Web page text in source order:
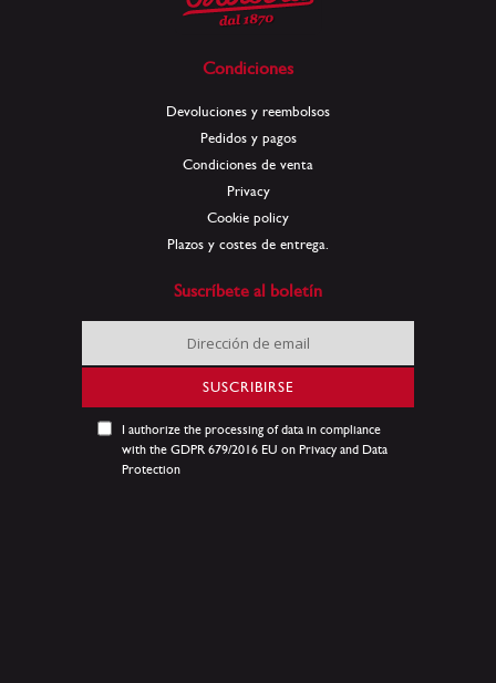
Condiciones
Devoluciones y reembolsos
Pedidos y pagos
Condiciones de venta
Privacy
Cookie policy
Plazos y costes de entrega.
Suscríbete al boletín
Inscríbase
a
nuestro
de
noticias:
SUSCRIBIRSE
I authorize the processing of data in compliance
with the GDPR 679/2016 EU on Privacy and Data
Protection